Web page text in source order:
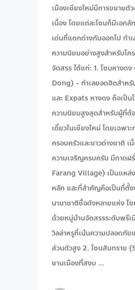
เมืองเชียงใหม่มีการขยายตั
เนื่อง โดยแต่ละโซนก็มีเอก
เด่นที่แตกต่างกันออกไป ทำเ
ความนิยมอย่างสูงสำหรับโค
จัดสรร ได้แก่: 1. โซนหางด
Dong) - ทำเลยอดฮิตสำหรั
และ Expats หางดง ถือเป็น
ความนิยมสูงสุดสำหรับผู้ที่ต้
เดี่ยวในเชียงใหม่ โดยเฉพา
ครอบครัวและชาวต่างชาติ เ
ความเจริญครบครัน มีกาดฝ
Farang Village) เป็นแหล่
หลัก และที่สำคัญคือเป็นที่ตั้ง
นานาชาติชื่อดังหลายแห่ง โ
ด้วยหมู่บ้านจัดสรรระดับพรี
วิลล่าหรูที่เน้นความปลอดภัย
ส่วนตัวสูง 2. โซนสันทราย
ชานเมืองที่สงบ